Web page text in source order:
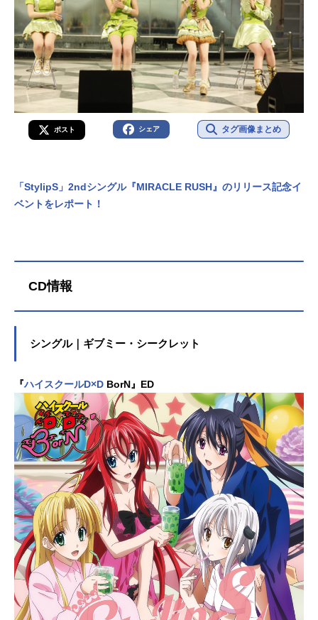
ポスト シェア タグ画像まとめ
「StylipS」2ndシングル『MIRACLE RUSH』のリリース記念イ
ベントをレポート！
CD情報
シングル｜ギブミー・シークレット
『ハイスクールD×D BorN』ED